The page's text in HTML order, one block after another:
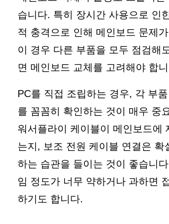
습니다. 특히 장시간 사용으로 인
적 충격으로 인해 메인보드 문제
이 경우 다른 부품을 모두 점검해
면 메인보드 교체를 고려해야 합
PC를 직접 조립하는 경우, 각 부
를 꼼꼼히 확인하는 것이 매우 중
워서플라이 케이블이 메인보드에
는지, 보조 전원 케이블 연결은 확
하는 습관을 들이는 것이 좋습니
임 정도가 너무 약하거나 과하면
하기도 합니다.